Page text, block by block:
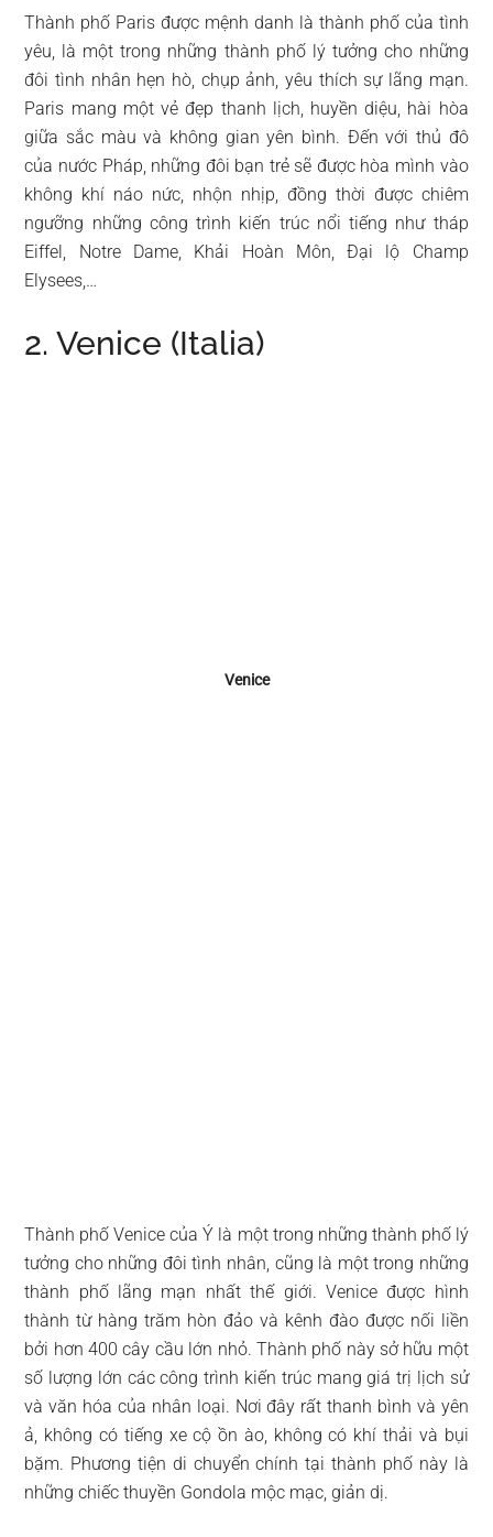
Thành phố Paris được mệnh danh là thành phố của tình
yêu, là một trong những thành phố lý tưởng cho những
đôi tình nhân hẹn hò, chụp ảnh, yêu thích sự lãng mạn.
Paris mang một vẻ đẹp thanh lịch, huyền diệu, hài hòa
giữa sắc màu và không gian yên bình. Đến với thủ đô
của nước Pháp, những đôi bạn trẻ sẽ được hòa mình vào
không khí náo nức, nhộn nhịp, đồng thời được chiêm
ngưỡng những công trình kiến trúc nổi tiếng như tháp
Eiffel, Notre Dame, Khải Hoàn Môn, Đại lộ Champ
Elysees,…
2. Venice (Italia)
Venice
Thành phố Venice của Ý là một trong những thành phố lý
tưởng cho những đôi tình nhân, cũng là một trong những
thành phố lãng mạn nhất thế giới. Venice được hình
thành từ hàng trăm hòn đảo và kênh đào được nối liền
bởi hơn 400 cây cầu lớn nhỏ. Thành phố này sở hữu một
số lượng lớn các công trình kiến trúc mang giá trị lịch sử
và văn hóa của nhân loại. Nơi đây rất thanh bình và yên
ả, không có tiếng xe cộ ồn ào, không có khí thải và bụi
bặm. Phương tiện di chuyển chính tại thành phố này là
những chiếc thuyền Gondola mộc mạc, giản dị.